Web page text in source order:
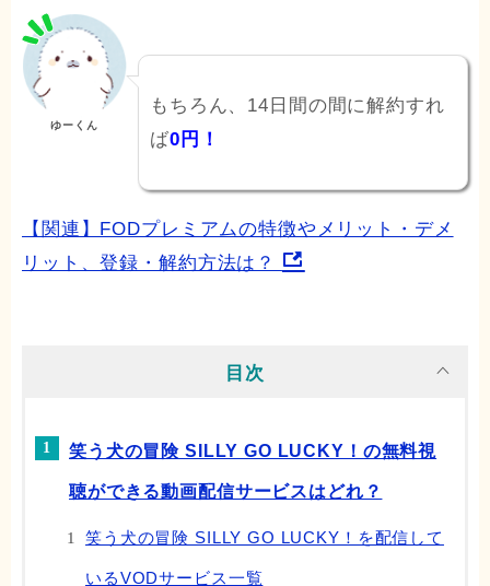
ゆーくん
もちろん、14日間の間に解約すれ
ば0円！
【関連】FODプレミアムの特徴やメリット・デメ
リット、登録・解約方法は？
目次
笑う犬の冒険 SILLY GO LUCKY！の無料視
聴ができる動画配信サービスはどれ？
笑う犬の冒険 SILLY GO LUCKY！を配信して
いるVODサービス一覧